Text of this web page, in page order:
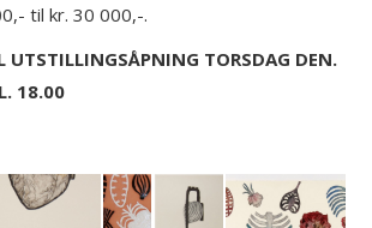
til kr. 30 000,-.
UTSTILLINGSÅPNING TORSDAG DEN.
18.00